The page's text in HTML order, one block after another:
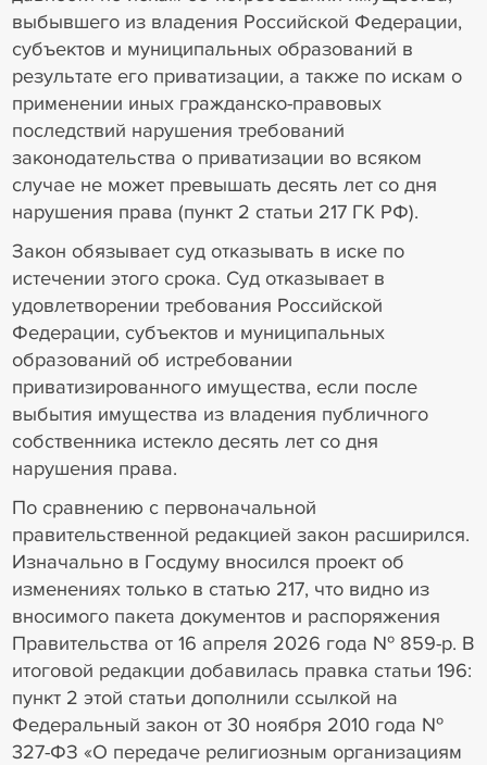
выбывшего из владения Российской Федерации,
субъектов и муниципальных образований в
результате его приватизации, а также по искам о
применении иных гражданско-правовых
последствий нарушения требований
законодательства о приватизации во всяком
случае не может превышать десять лет со дня
нарушения права (пункт 2 статьи 217 ГК РФ).
Закон обязывает суд отказывать в иске по
истечении этого срока. Суд отказывает в
удовлетворении требования Российской
Федерации, субъектов и муниципальных
образований об истребовании
приватизированного имущества, если после
выбытия имущества из владения публичного
собственника истекло десять лет со дня
нарушения права.
По сравнению с первоначальной
правительственной редакцией закон расширился.
Изначально в Госдуму вносился проект об
изменениях только в статью 217, что видно из
вносимого пакета документов и распоряжения
Правительства от 16 апреля 2026 года № 859-р. В
итоговой редакции добавилась правка статьи 196:
пункт 2 этой статьи дополнили ссылкой на
Федеральный закон от 30 ноября 2010 года №
327-ФЗ «О передаче религиозным организациям